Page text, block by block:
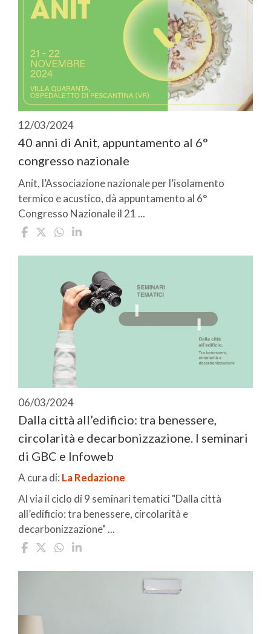
12/03/2024
40 anni di Anit, appuntamento al 6°
congresso nazionale
Anit, l’Associazione nazionale per l’isolamento
termico e acustico, dà appuntamento al 6°
Congresso Nazionale il 21 ...
06/03/2024
Dalla città all’edificio: tra benessere,
circolarità e decarbonizzazione. I seminari
di GBC e Infoweb
A cura di: La Redazione
Al via il ciclo di 9 seminari tematici "Dalla città
all’edificio: tra benessere, circolarità e
decarbonizzazione" ...